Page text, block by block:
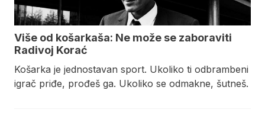
Više od košarkaša: Ne može se zaboraviti
Radivoj Korać
Košarka je jednostavan sport. Ukoliko ti odbrambeni
igrač priđe, prođeš ga. Ukoliko se odmakne, šutneš.